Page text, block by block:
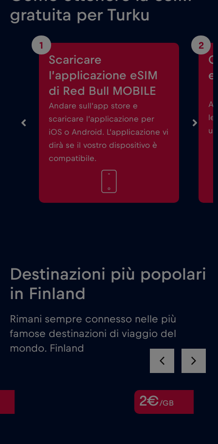
gratuita per Turku
1
Scaricare
l’applicazione eSIM
di Red Bull MOBILE
Andare sull’app store e
scaricare l’applicazione per
iOS o Android. L’applicazione vi
dirà se il vostro dispositivo è
compatibile.
2
le
Destinazioni più popolari
in Finland
Rimani sempre connesso nelle più
famose destinazioni di viaggio del
mondo. Finland
2€/GB